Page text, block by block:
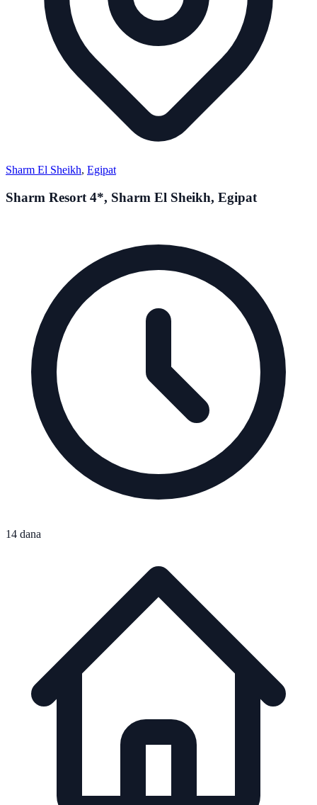
Sharm El Sheikh, Egipat
Sharm Resort 4*, Sharm El Sheikh, Egipat
14 dana